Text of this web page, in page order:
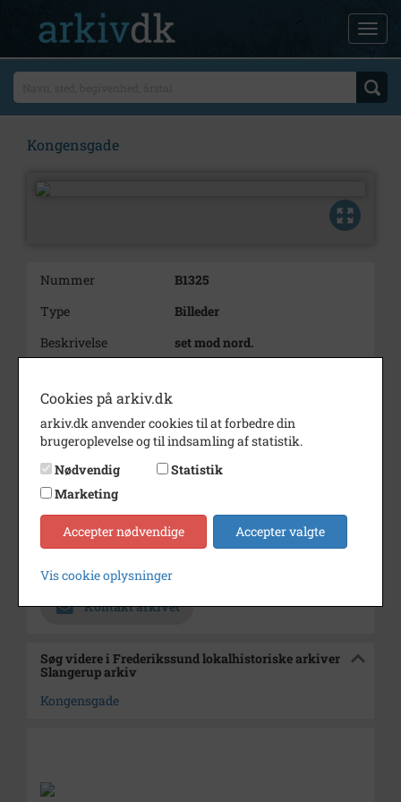
Kongensgade
Nummer
B1325
Type
Billeder
Beskrivelse
set mod nord.
Periode
1910 - 1920
Dateringsnote
1910-1920
Fotograf
Se på kort
Arkiv
Frederikssund lokalhistoriske
Kontakt arkivet
Søg videre i Frederikssund lokalhistoriske arkiver
Slangerup arkiv
Kongensgade
Cookies på arkiv.dk
arkiv.dk anvender cookies til at forbedre din
brugeroplevelse og til indsamling af statistik.
Nødvendig
Statistik
Marketing
Accepter nødvendige Accepter valgte
Vis cookie oplysninger